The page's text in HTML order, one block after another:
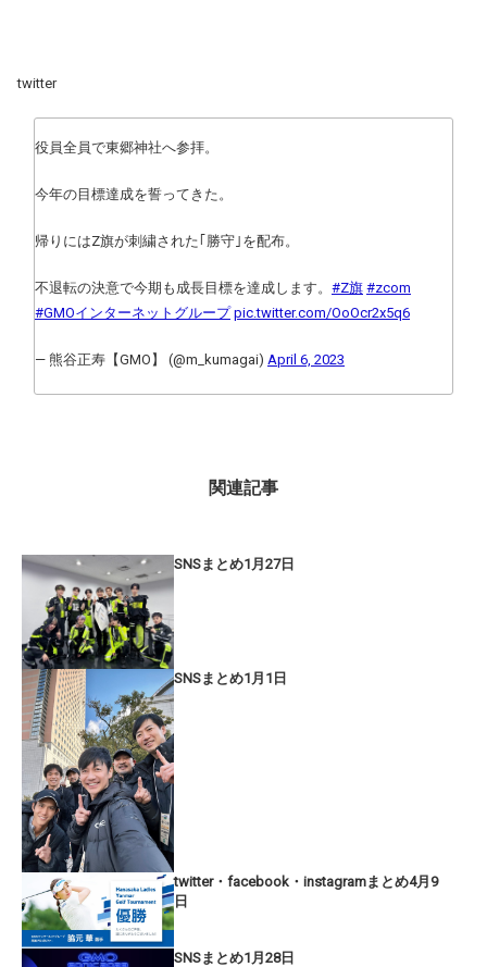
twitter
役員全員で東郷神社へ参拝。
今年の目標達成を誓ってきた。
帰りにはZ旗が刺繍された｢勝守｣を配布。
不退転の決意で今期も成長目標を達成します。 #Z旗 #zcom
#GMOインターネットグループ pic.twitter.com/OoOcr2x5q6
— 熊谷正寿【GMO】 (@m_kumagai) April 6, 2023
関連記事
SNSまとめ1月27日
SNSまとめ1月1日
twitter・facebook・instagramまとめ4月9
日
SNSまとめ1月28日